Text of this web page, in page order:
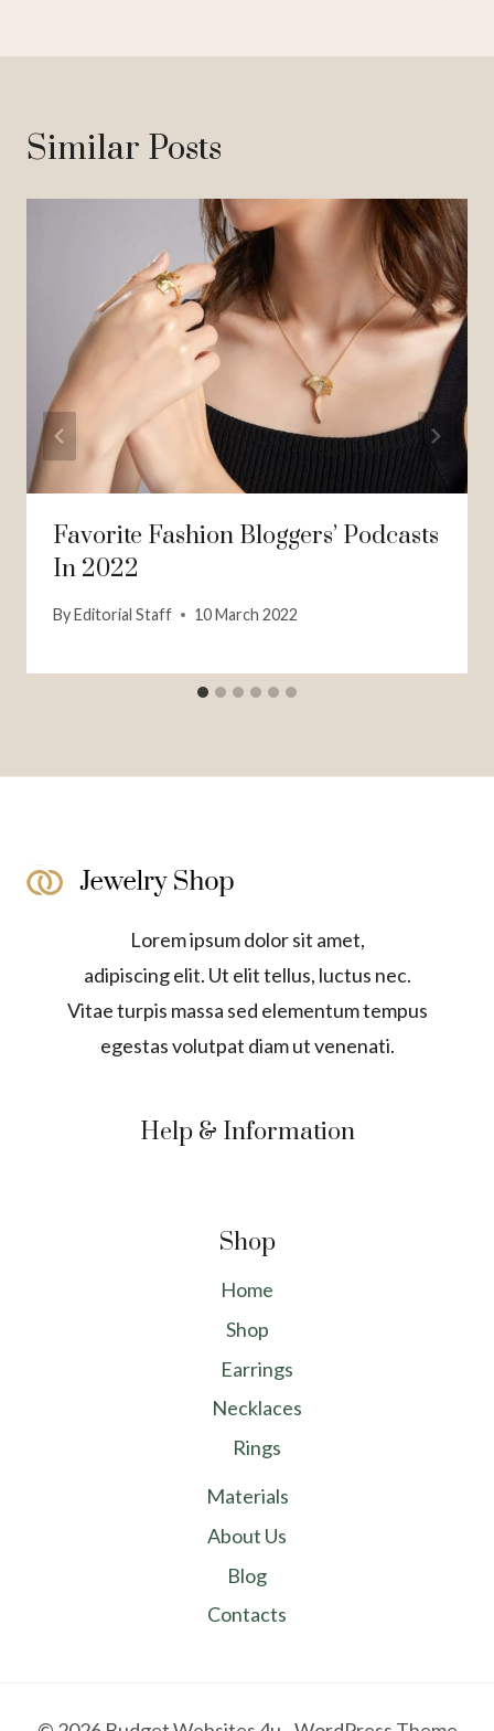
Similar Posts
Favorite Fashion Bloggers’ Podcasts
In 2022
ByEditorial Staff 10 March 2022
Lorem ipsum dolor sit amet,
adipiscing elit. Ut elit tellus, luctus nec.
Vitae turpis massa sed elementum tempus
egestas volutpat diam ut venenati.
Help & Information
Shop
Home
Shop
Earrings
Necklaces
Rings
Materials
About Us
Blog
Contacts